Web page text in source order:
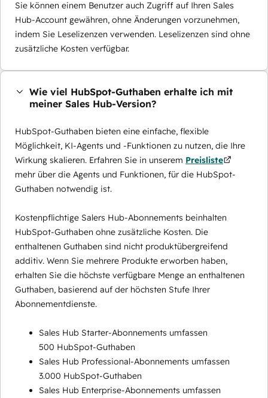
Sie können einem Benutzer auch Zugriff auf Ihren Sales
Hub-Account gewähren, ohne Änderungen vorzunehmen,
indem Sie Leselizenzen verwenden. Leselizenzen sind ohne
zusätzliche Kosten verfügbar.
Wie viel HubSpot-Guthaben erhalte ich mit
meiner Sales Hub-Version?
HubSpot-Guthaben bieten eine einfache, flexible
Möglichkeit, KI-Agents und -Funktionen zu nutzen, die Ihre
Wirkung skalieren. Erfahren Sie in unserem Preisliste
mehr über die Agents und Funktionen, für die HubSpot-
Guthaben notwendig ist.
Kostenpflichtige Salers Hub-Abonnements beinhalten
HubSpot-Guthaben ohne zusätzliche Kosten. Die
enthaltenen Guthaben sind nicht produktübergreifend
additiv. Wenn Sie mehrere Produkte erworben haben,
erhalten Sie die höchste verfügbare Menge an enthaltenen
Guthaben, basierend auf der höchsten Stufe Ihrer
Abonnementdienste.
Sales Hub Starter-Abonnements umfassen
500 HubSpot-Guthaben
Sales Hub Professional-Abonnements umfassen
3.000 HubSpot-Guthaben
Sales Hub Enterprise-Abonnements umfassen